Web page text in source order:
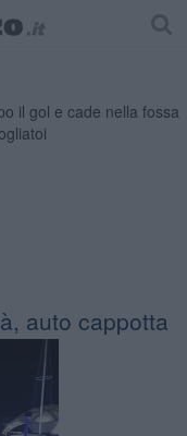
auto cappotta